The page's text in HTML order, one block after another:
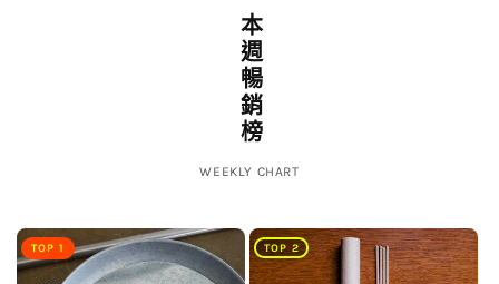
本週暢銷榜
WEEKLY CHART
TOP 1 TOP 2